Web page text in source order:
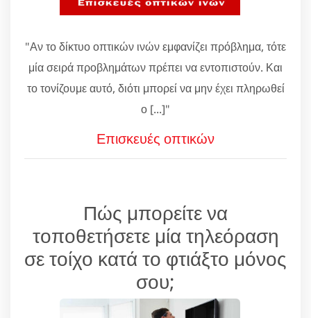
"Αν το δίκτυο οπτικών ινών εμφανίζει πρόβλημα, τότε
μία σειρά προβλημάτων πρέπει να εντοπιστούν. Και
το τονίζουμε αυτό, διότι μπορεί να μην έχει πληρωθεί
ο [...]"
Επισκευές οπτικών
Πώς μπορείτε να
τοποθετήσετε μία τηλεόραση
σε τοίχο κατά το φτιάξτο μόνος
σου;